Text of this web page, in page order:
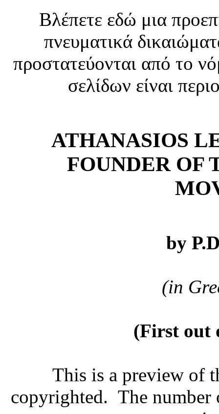
Βλέπετε εδώ μια
πνευματικά
προστατεύονται από το
σελίδων είναι
ATHANASIOS
FOUNDER OF
by
(in
(First out
This is a preview of
copyrighted. The number